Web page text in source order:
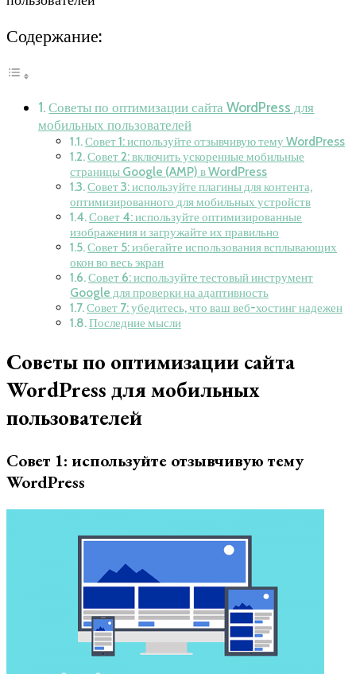
Содержание:
Советы по оптимизации сайта WordPress для
мобильных пользователей
Совет 1: используйте отзывчивую тему WordPress
Совет 2: включить ускоренные мобильные
страницы Google (AMP) в WordPress
Совет 3: используйте плагины для контента,
оптимизированного для мобильных устройств
Совет 4: используйте оптимизированные
изображения и загружайте их правильно
Совет 5: избегайте использования всплывающих
окон во весь экран
Совет 6: используйте тестовый инструмент
Google для проверки на адаптивность
Совет 7: убедитесь, что ваш веб-хостинг надежен
Последние мысли
Советы по оптимизации сайта
WordPress для мобильных
пользователей
Совет 1: используйте отзывчивую тему
WordPress